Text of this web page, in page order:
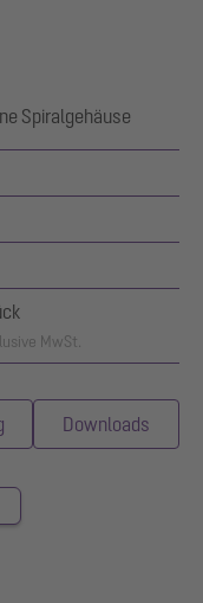
Spiralgehäuse
MwSt.
Downloads